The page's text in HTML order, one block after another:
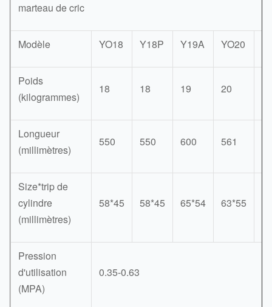
marteau de cric
Modèle YO18 Y18P Y19A YO20
Poids
(kilogrammes)
18 18 19 20
Longueur
(millimètres)
550 550 600 561
Size*trip de
cylindre
(millimètres)
58*45 58*45 65*54 63*55
Pression
d'utilisation
(MPA)
0.35-0.63